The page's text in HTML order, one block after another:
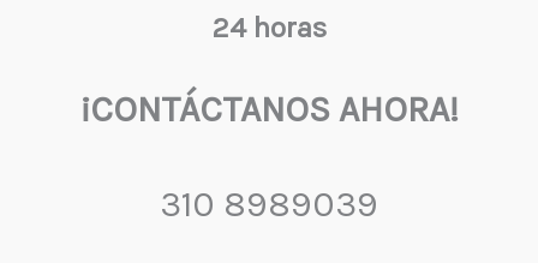
24 horas
¡CONTÁCTANOS AHORA!
310 8989039